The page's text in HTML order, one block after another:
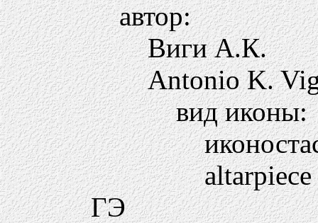
автор:
Виги А.К.
Antonio K.
вид иконы:
altarpiece
ГЭ